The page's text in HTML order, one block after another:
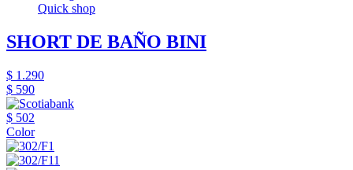
Quick shop
SHORT DE BAÑO BINI
$ 1.290
$ 590
$ 502
Color